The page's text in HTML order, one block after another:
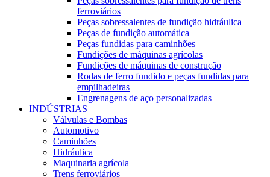
ferroviários
Peças sobressalentes de fundição hidráulica
Peças de fundição automática
Peças fundidas para caminhões
Fundições de máquinas agrícolas
Fundições de máquinas de construção
Rodas de ferro fundido e peças fundidas para
empilhadeiras
Engrenagens de aço personalizadas
INDÚSTRIAS
Válvulas e Bombas
Automotivo
Caminhões
Hidráulica
Maquinaria agrícola
Trens ferroviários